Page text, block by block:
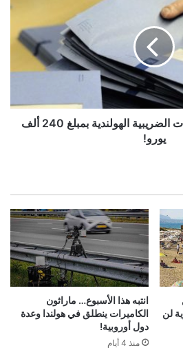
رجل يحتال على السلطات الضريبية الهولندية بمبلغ 240 ألف
يورو!
لن
انتبه هذا الأسبوع… ماراثون
الكاميرات ينطلق في هولندا وعدة
دول أوروبية!
منذ 4 أيام